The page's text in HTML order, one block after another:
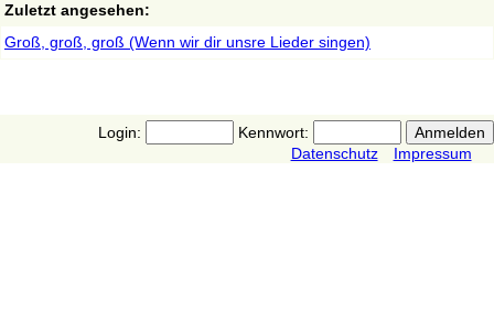
Zuletzt angesehen:
Groß, groß, groß (Wenn wir dir unsre Lieder singen)
Login:
Kennwort:
Datenschutz
Impressum